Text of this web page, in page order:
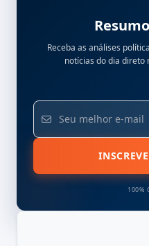
Receba as análises
notícias do dia direto
100%